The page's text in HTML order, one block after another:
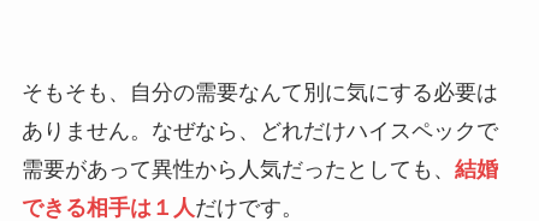
そもそも、自分の需要なんて別に気にする必要は
ありません。なぜなら、どれだけハイスペックで
需要があって異性から人気だったとしても、 結婚
できる相手は１人 だけです。